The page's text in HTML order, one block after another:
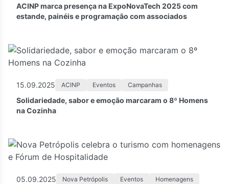
ACINP marca presença na ExpoNovaTech 2025 com
estande, painéis e programação com associados
15.09.2025 ACINP Eventos Campanhas
Solidariedade, sabor e emoção marcaram o 8º Homens
na Cozinha
05.09.2025 Nova Petrópolis Eventos Homenagens